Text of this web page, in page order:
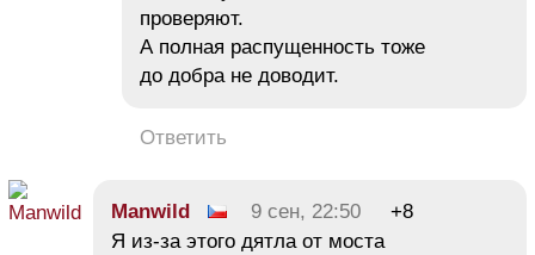
проверяют.
А полная распущенность тоже
до добра не доводит.
Ответить
Manwild 9 сен, 22:50
+8
Я из-за этого дятла от моста